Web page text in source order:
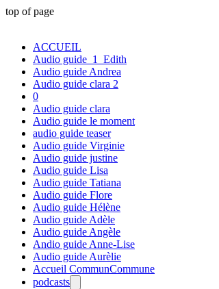
top of page
ACCUEIL
Audio guide_1_Edith
Audio guide Andrea
Audio guide clara 2
0
Audio guide clara
Audio guide le moment
audio guide teaser
Audio guide Virginie
Audio guide justine
Audio guide Lisa
Audio guide Tatiana
Audio guide Flore
Audio guide Hélène
Audio guide Adèle
Audio guide Angèle
Andio guide Anne-Lise
Audio guide Aurèlie
Accueil CommunCommune
podcasts